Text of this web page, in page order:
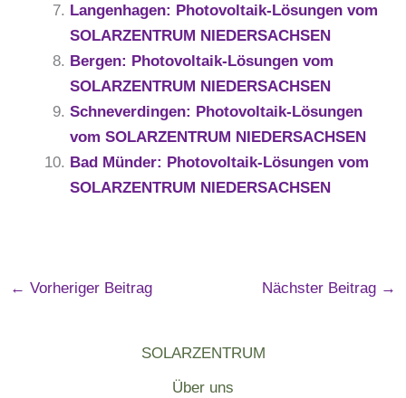
Langenhagen: Photovoltaik-Lösungen vom
SOLARZENTRUM NIEDERSACHSEN
Bergen: Photovoltaik-Lösungen vom
SOLARZENTRUM NIEDERSACHSEN
Schneverdingen: Photovoltaik-Lösungen
vom SOLARZENTRUM NIEDERSACHSEN
Bad Münder: Photovoltaik-Lösungen vom
SOLARZENTRUM NIEDERSACHSEN
← Vorheriger Beitrag Nächster Beitrag →
SOLARZENTRUM
Über uns